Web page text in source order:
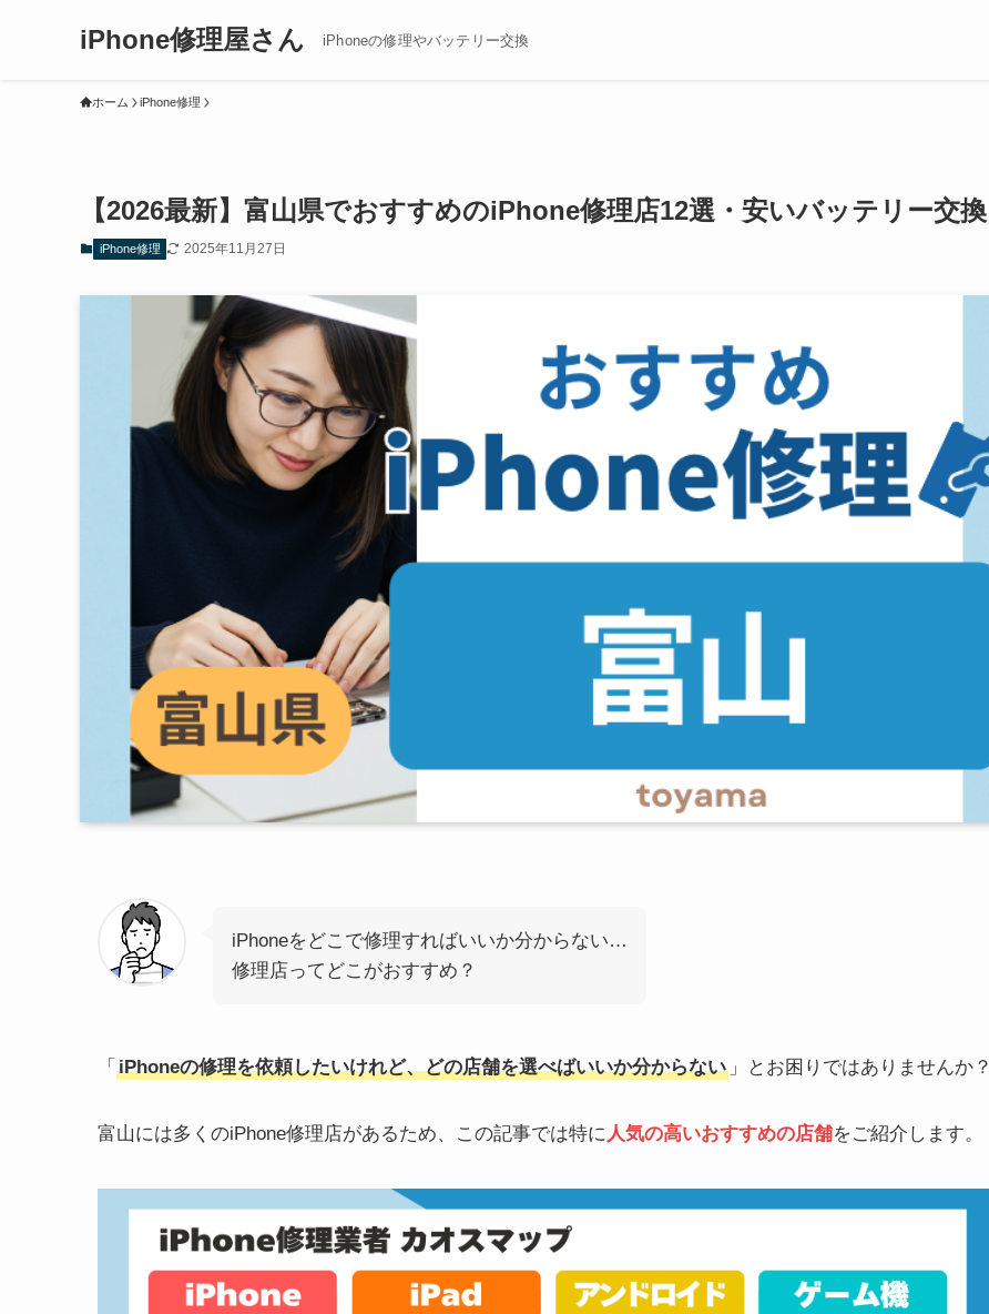
iPhone修理屋さん iPhoneの修理やバッテリー交換
ホーム iPhone修理
【2026最新】富山県でおすすめのiPhone修理店12選・安いバッテリー交換
iPhone修理 2025年11月27日
iPhoneをどこで修理すればいいか分からない…
修理店ってどこがおすすめ？
「 iPhoneの修理を依頼したいけれど、どの店舗を選べばいいか分からない 」とお困りではありませんか？
富山には多くのiPhone修理店があるため、この記事では特に人気の高いおすすめの店舗をご紹介します。